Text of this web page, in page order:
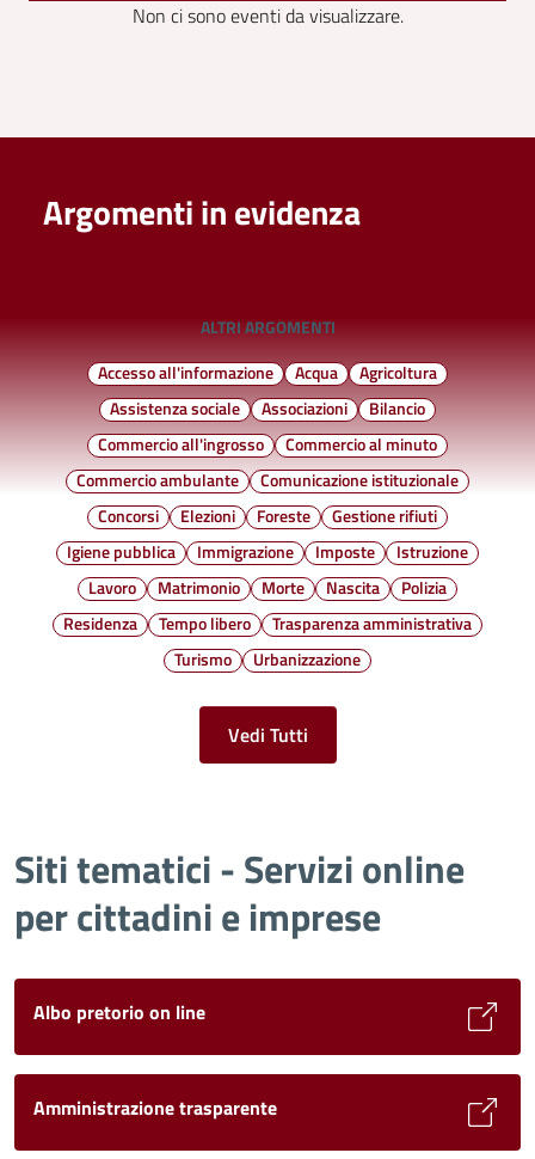
Non ci sono eventi da visualizzare.
Argomenti in evidenza
ALTRI ARGOMENTI
Accesso all'informazione
Acqua
Agricoltura
Assistenza sociale
Associazioni
Bilancio
Commercio all'ingrosso
Commercio al minuto
Commercio ambulante
Comunicazione istituzionale
Concorsi
Elezioni Foreste
Gestione rifiuti
Igiene pubblica
Immigrazione Imposte
Istruzione
Lavoro
Matrimonio Morte Nascita
Polizia
Residenza
Tempo libero
Trasparenza amministrativa
Turismo
Urbanizzazione
Vedi Tutti
Siti tematici - Servizi online
per cittadini e imprese
Albo pretorio on line
Amministrazione trasparente